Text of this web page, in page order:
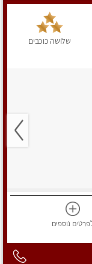
שלושה כוכבים
נוספים